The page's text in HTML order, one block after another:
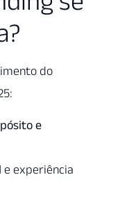
do
e
e experiência